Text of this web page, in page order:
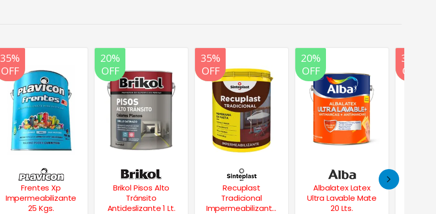
20%
OFF
Brikol Pisos Alto
Tránsito
Antideslizante 1 Lt.
20%
OFF
35%
OFF
Recuplast
Tradicional
Impermeabilizante
20%
OFF
Albalatex Latex
Ultra Lavable Mate
20 Lts.
20%
OFF
35%
OFF
Albafrent Latex
Frentes Muros
Impermeabilizante
20%
OFF